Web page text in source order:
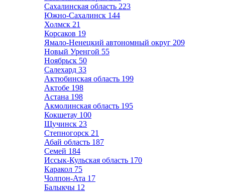
Сахалинская область 223
Южно-Сахалинск 144
Холмск 21
Корсаков 19
Ямало-Ненецкий автономный округ 209
Новый Уренгой 55
Ноябрьск 50
Салехард 33
Актюбинская область 199
Актобе 198
Астана 198
Акмолинская область 195
Кокшетау 100
Щучинск 23
Степногорск 21
Абай область 187
Семей 184
Иссык-Кульская область 170
Каракол 75
Чолпон-Ата 17
Балыкчы 12